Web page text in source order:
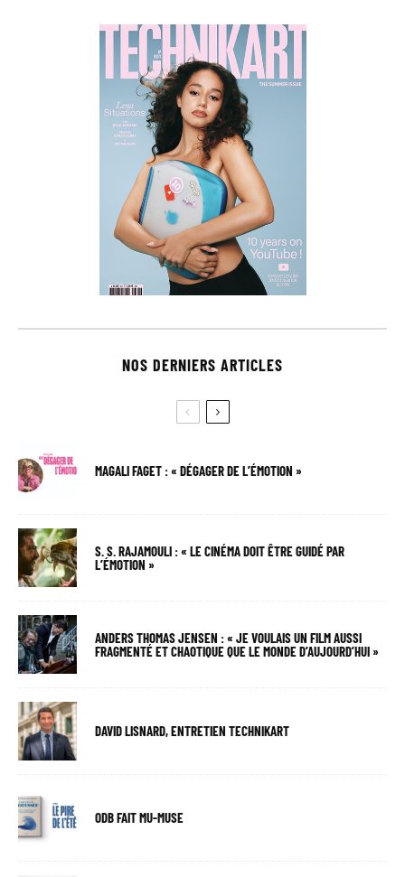
NOS DERNIERS ARTICLES
MAGALI FAGET : « DÉGAGER DE L’ÉMOTION »
S. S. RAJAMOULI : « LE CINÉMA DOIT ÊTRE GUIDÉ PAR
L’ÉMOTION »
ANDERS THOMAS JENSEN : « JE VOULAIS UN FILM AUSSI
FRAGMENTÉ ET CHAOTIQUE QUE LE MONDE D’AUJOURD’HUI »
DAVID LISNARD, ENTRETIEN TECHNIKART
ODB FAIT MU-MUSE